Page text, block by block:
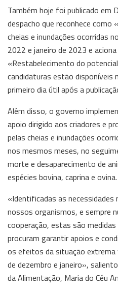
Também hoje foi publicado em
despacho que reconhece
cheias e inundações ocorridas
2022 e janeiro de 2023 e
«Restabelecimento do
candidaturas estão disponíveis
primeiro dia útil após a
Além disso, o governo
apoio dirigido aos criadores e
pelas cheias e inundações
nos mesmos meses, no
morte e desaparecimento de
espécies bovina, caprina e ovina.
«Identificadas as
nossos organismos, e sempre
cooperação, estas são medidas
procuram garantir apoios e
os efeitos da situação extrema
de dezembro e janeiro»,
da Alimentação, Maria do Céu